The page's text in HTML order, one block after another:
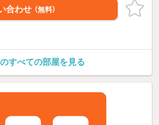
合わせ （無料）
すべての部屋を見る